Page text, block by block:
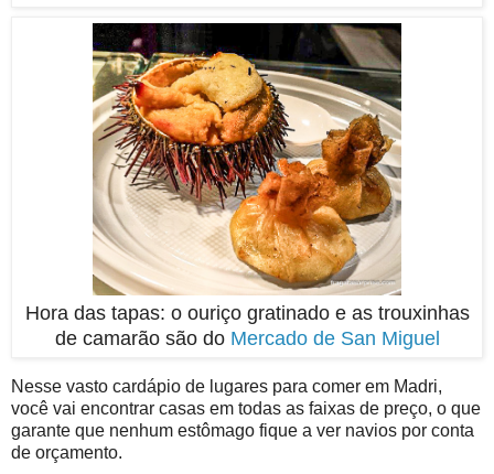
Hora das tapas: o ouriço gratinado e as trouxinhas
de camarão são do Mercado de San Miguel
Nesse vasto cardápio de lugares para comer em Madri,
você vai encontrar casas em todas as faixas de preço, o que
garante que nenhum estômago fique a ver navios por conta
de orçamento.